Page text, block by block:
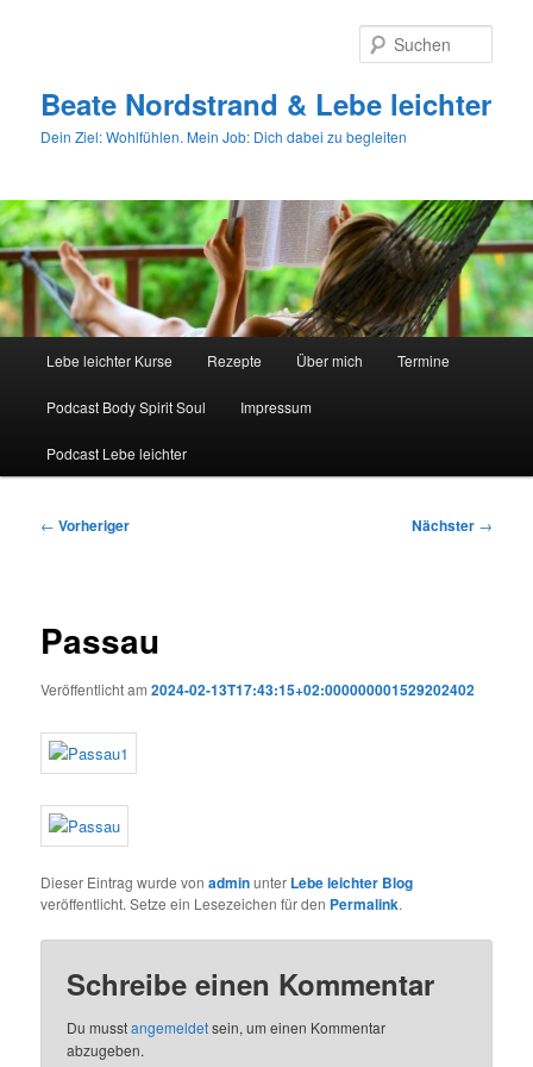
Beate Nordstrand & Lebe leichter
Dein Ziel: Wohlfühlen. Mein Job: Dich dabei zu begleiten
Lebe leichter Kurse Rezepte Über mich Termine
Podcast Body Spirit Soul Impressum
Podcast Lebe leichter
Beitragsnavigation
← Vorheriger Nächster →
Passau
Veröffentlicht am2024-02-13T17:43:15+02:000000001529202402
Dieser Eintrag wurde vonadminunter Lebe leichter Blog
veröffentlicht. Setze ein Lesezeichen für den Permalink.
Schreibe einen Kommentar
Du musstangemeldetsein, um einen Kommentar
abzugeben.